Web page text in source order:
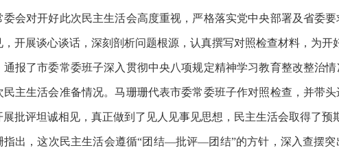
对开好此次民主生活会高度重视，严格落实党中央部署及省委要
开展谈心谈话，深刻剖析问题根源，认真撰写对照检查材料，为开
了市委常委班子深入贯彻中央八项规定精神学习教育整改整治情
民主生活会准备情况。马珊珊代表市委常委班子作对照检查，并带
批评坦诚相见，真正做到了见人见事见思想，民主生活会取得了预
，这次民主生活会遵循“团结—批评—团结”的方针，深入查摆突